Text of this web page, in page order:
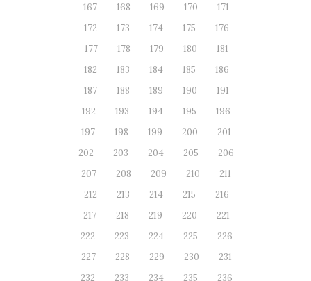
167
168 169 170
171
172
173 174 175
176
177
178 179 180
181
182
183 184 185
186
187
188 189 190
191
192
193 194 195
196
197
198 199 200
201
202
203 204 205
206
207
208 209 210
211
212
213 214 215
216
217
218 219 220
221
222
223 224 225
226
227
228 229 230
231
232
233 234 235
236